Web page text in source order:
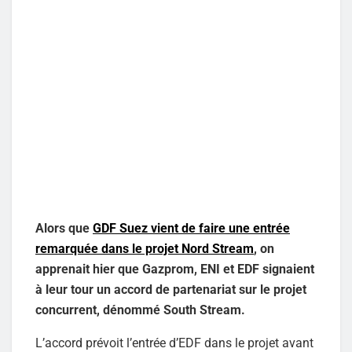
Alors que GDF Suez vient de faire une entrée
remarquée dans le projet Nord Stream, on
apprenait hier que Gazprom, ENI et EDF signaient
à leur tour un accord de partenariat sur le projet
concurrent, dénommé South Stream.
L’accord prévoit l’entrée d’EDF dans le projet avant